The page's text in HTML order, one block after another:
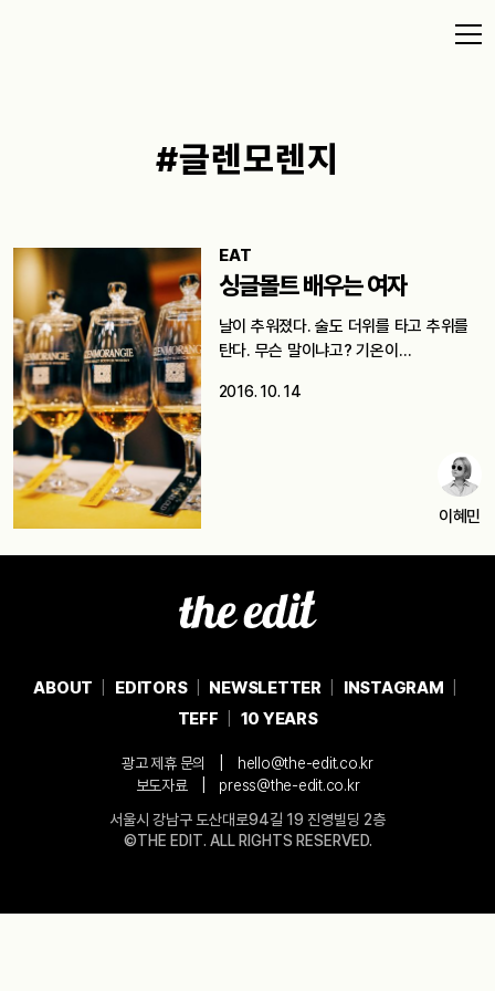
#글렌모렌지
EAT
싱글몰트 배우는 여자
날이 추워졌다. 술도 더위를 타고 추위를
탄다. 무슨 말이냐고? 기온이…
2016. 10. 14
이혜민
ABOUT EDITORS NEWSLETTER
INSTAGRAM
TEFF
10 YEARS
광고 제휴 문의
hello@the-edit.co.kr
보도자료
press@the-edit.co.kr
서울시 강남구 도산대로94길 19 진영빌딩 2층
©THE EDIT. ALL RIGHTS RESERVED.